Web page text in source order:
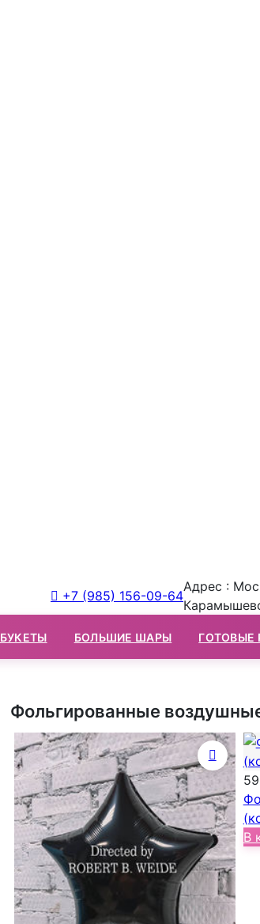
+7 (985) 156-09-64
Адрес :
БУКЕТЫ БОЛЬШИЕ ШАРЫ ГОТОВЫЕ
Фольгированные
В